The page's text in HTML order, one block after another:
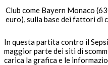
Club come Bayern Monaco
euro), sulla base dei fattori di
In questa partita contro il
maggior parte dei siti di
carica la grafica e le